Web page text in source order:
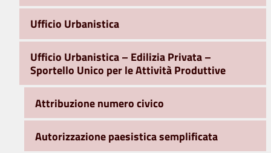
Ufficio Urbanistica
Ufficio Urbanistica – Edilizia Privata –
Sportello Unico per le Attività Produttive
Attribuzione numero civico
Autorizzazione paesistica semplificata